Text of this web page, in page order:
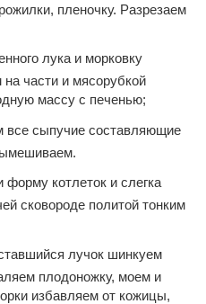
пленочку. Разрезаем
лука и морковку
части и мясорубкой
массу с печенью;
все сыпучие составляющие
котлеток и слегка
сковороде политой тонким
лучок шинкуем
плодоножку, моем и
избавляем от кожицы,